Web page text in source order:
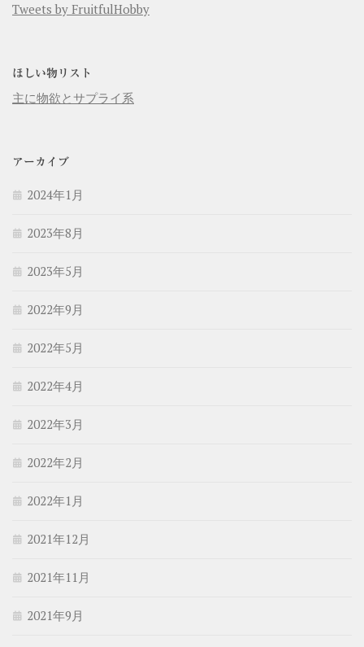
Tweets by FruitfulHobby
ほしい物リスト
主に物欲とサプライ系
アーカイブ
2024年1月
2023年8月
2023年5月
2022年9月
2022年5月
2022年4月
2022年3月
2022年2月
2022年1月
2021年12月
2021年11月
2021年9月